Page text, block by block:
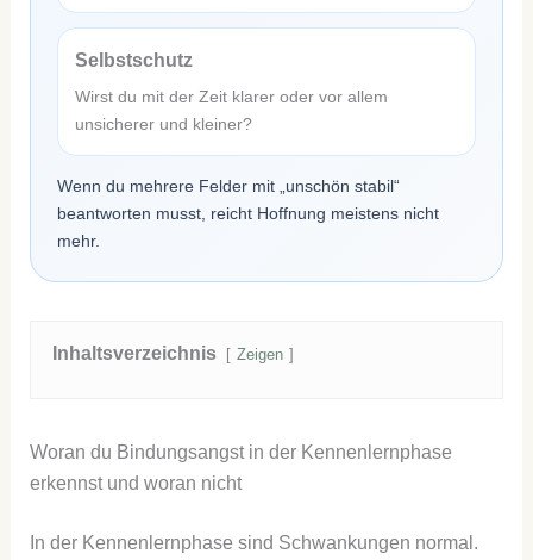
Selbstschutz
Wirst du mit der Zeit klarer oder vor allem
unsicherer und kleiner?
Wenn du mehrere Felder mit „unschön stabil“
beantworten musst, reicht Hoffnung meistens nicht
mehr.
Inhaltsverzeichnis Zeigen
Woran du Bindungsangst in der Kennenlernphase
erkennst und woran nicht
In der Kennenlernphase sind Schwankungen normal.